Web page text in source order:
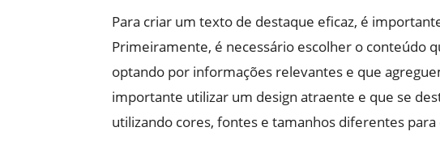
Para criar um texto de destaque eficaz, é
Primeiramente, é necessário escolher o conteúdo
optando por informações relevantes e que
importante utilizar um design atraente e que se
utilizando cores, fontes e tamanhos diferentes